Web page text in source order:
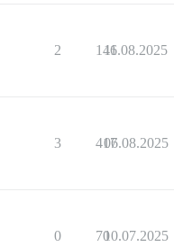
2 146
11.08.2025
3 417
06.08.2025
0 7010.07.2025